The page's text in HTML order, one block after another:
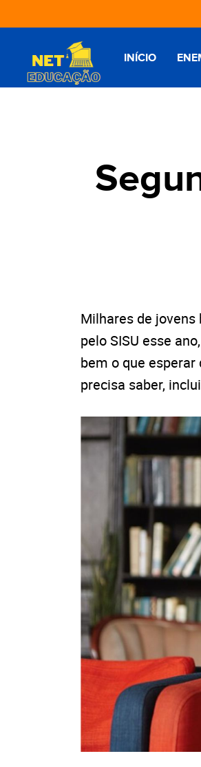
INÍCIO
Milhares de
pelo SISU esse
bem o que
precisa saber,